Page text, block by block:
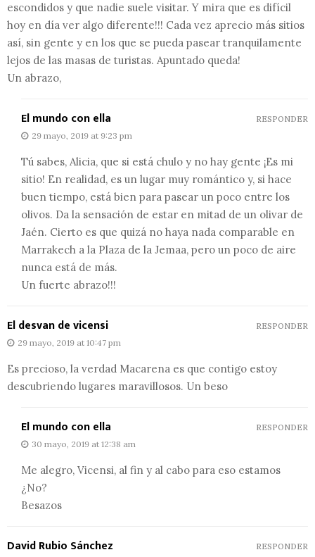
escondidos y que nadie suele visitar. Y mira que es difícil
hoy en día ver algo diferente!!! Cada vez aprecio más sitios
así, sin gente y en los que se pueda pasear tranquilamente
lejos de las masas de turistas. Apuntado queda!
Un abrazo,
El mundo con ella
29 mayo, 2019 at 9:23 pm
Tú sabes, Alicia, que si está chulo y no hay gente ¡Es mi
sitio! En realidad, es un lugar muy romántico y, si hace
buen tiempo, está bien para pasear un poco entre los
olivos. Da la sensación de estar en mitad de un olivar de
Jaén. Cierto es que quizá no haya nada comparable en
Marrakech a la Plaza de la Jemaa, pero un poco de aire
nunca está de más.
Un fuerte abrazo!!!
RESPONDER
El desvan de vicensi
29 mayo, 2019 at 10:47 pm
Es precioso, la verdad Macarena es que contigo estoy
descubriendo lugares maravillosos. Un beso
RESPONDER
El mundo con ella
30 mayo, 2019 at 12:38 am
Me alegro, Vicensi, al fin y al cabo para eso estamos
¿No?
Besazos
RESPONDER
David Rubio Sánchez RESPONDER